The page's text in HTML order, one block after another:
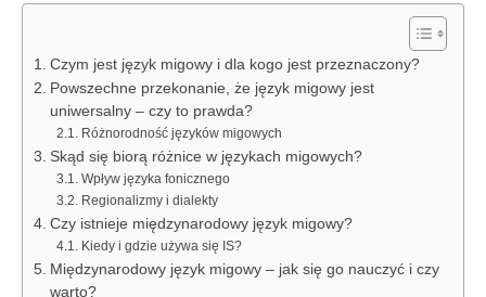
Czym jest język migowy i dla kogo jest przeznaczony?
Powszechne przekonanie, że język migowy jest
uniwersalny – czy to prawda?
Różnorodność języków migowych
Skąd się biorą różnice w językach migowych?
Wpływ języka fonicznego
Regionalizmy i dialekty
Czy istnieje międzynarodowy język migowy?
Kiedy i gdzie używa się IS?
Międzynarodowy język migowy – jak się go nauczyć i czy
warto?